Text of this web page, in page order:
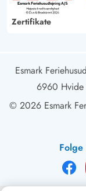
Zertifikate
Esmark
6960 Hvide
© 2026 Esmark